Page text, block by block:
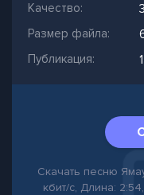
Качество:
Размер файла:
Публикация:
Скачать песню
кбит/с, Длина: